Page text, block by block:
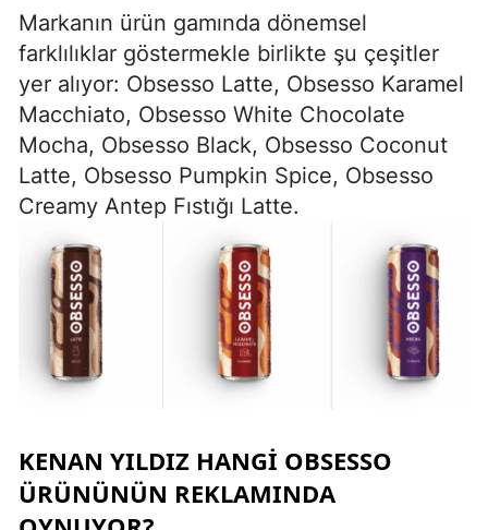
Markanın ürün gamında dönemsel
farklılıklar göstermekle birlikte şu çeşitler
yer alıyor: Obsesso Latte, Obsesso Karamel
Macchiato, Obsesso White Chocolate
Mocha, Obsesso Black, Obsesso Coconut
Latte, Obsesso Pumpkin Spice, Obsesso
Creamy Antep Fıstığı Latte.
KENAN YILDIZ HANGI OBSESSO
ÜRÜNÜNÜN REKLAMINDA